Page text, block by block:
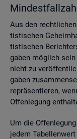
Aus den
tis­ti­schen
tis­ti­schen
ga­ben mög­lich
nicht zu
ga­ben
re­prä­sen­tie­ren,
Of­fen­le­gung
Um die
jedem